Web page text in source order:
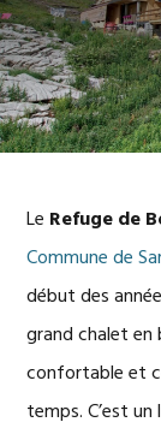
Le Refuge de
Commune de
début des
grand chalet en
confortable et
temps. C’est